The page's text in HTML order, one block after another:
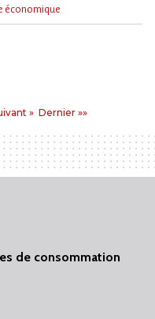
économique
» Dernier
Dernier »»
de consommation